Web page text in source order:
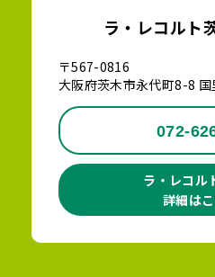
ラ・レコルト
〒567-0816
大阪府茨木市永代町8-8
072-
ラ・レコル
詳細は